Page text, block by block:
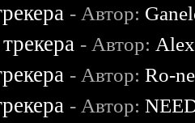
- Автор:
- Автор:
- Автор:Ro-
- Автор: